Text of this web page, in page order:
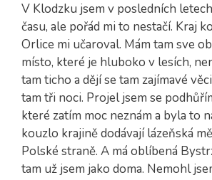
V Klodzku jsem v posledních
času, ale pořád mi to nestačí. Kraj
Orlice mi učaroval. Mám tam sve
místo, které je hluboko v lesích,
tam ticho a dějí se tam zajímavé
tam tři noci. Projel jsem se
které zatím moc neznám a byla to
kouzlo krajině dodávají lázeňská
Polské straně. A má oblíbená
tam už jsem jako doma. Nemohl